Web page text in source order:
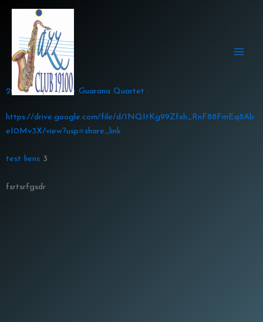
2022-01-15 Presse Guarana Quartet :
https://drive.google.com/file/d/1NQItKg99Zfxh_RnF88FmEq8Ab
eI0Mv3X/view?usp=share_link
test liens 3
fsrtsrfgsdr